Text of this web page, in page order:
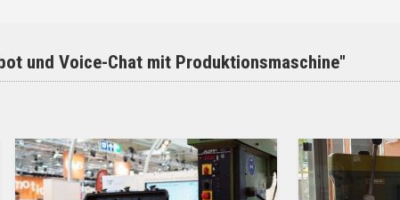
und Voice-Chat mit Produktionsmaschine"